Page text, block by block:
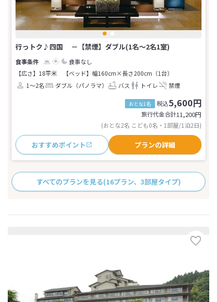
行っトク♪四国 －【禁煙】ダブル(1名～2名1室)
食事なし
【広さ】18平米
【ベッド】幅160cm×長さ200cm（1台）
1～2名
ダブル（パノラマ） バス トイレ 禁煙
おとな1名 税込5,600円
旅行代金合計11,200円
(おとな2名 こども0名・1部屋/1泊2日)
おすすめポイント プランの詳細
すべてのプランを見る(16プラン、3部屋タイプ)